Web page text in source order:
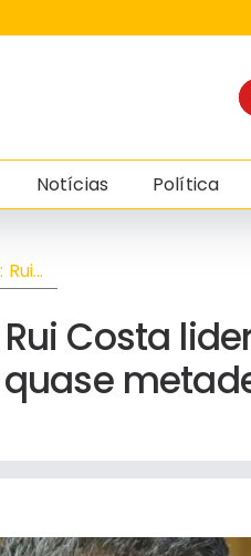
Notícias Política
Rui
Costa